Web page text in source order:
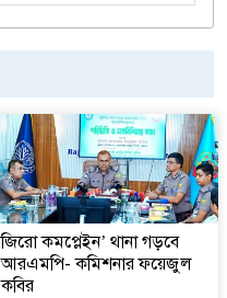
জিরো কমপ্লেইন’ থানা গড়বে
আরএমপি- কমিশনার ফয়েজুল
কবির